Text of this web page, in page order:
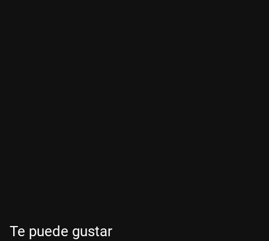
Te puede gustar